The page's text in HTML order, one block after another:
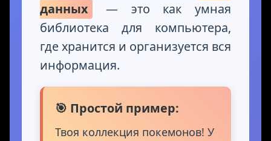
данных
— это как умная
библиотека для компьютера,
где хранится и организуется вся
информация.
🎯 Простой пример:
Твоя коллекция покемонов! У